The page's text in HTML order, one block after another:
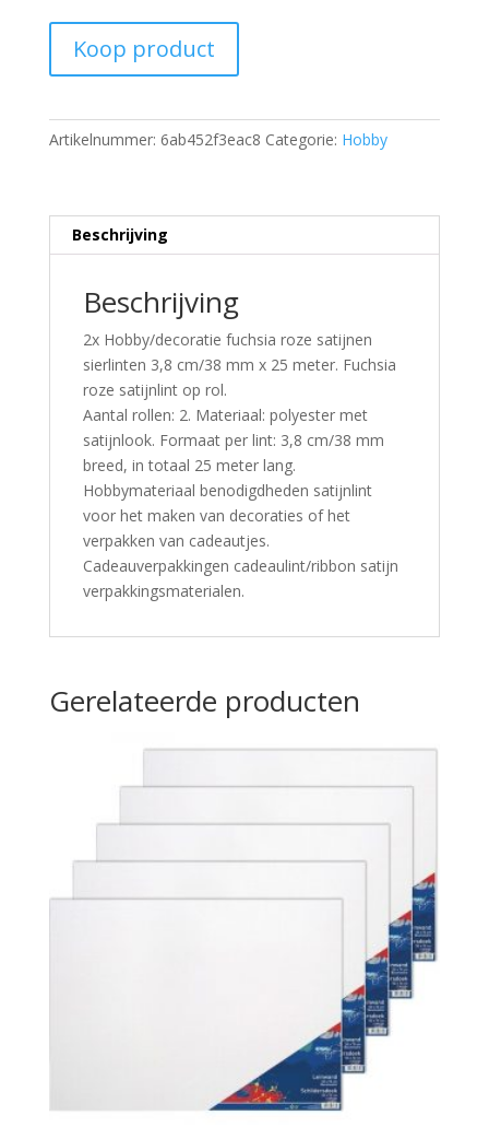
Koop product
Artikelnummer: 6ab452f3eac8 Categorie: Hobby
Beschrijving
Beschrijving
2x Hobby/decoratie fuchsia roze satijnen
sierlinten 3,8 cm/38 mm x 25 meter. Fuchsia
roze satijnlint op rol.
Aantal rollen: 2. Materiaal: polyester met
satijnlook. Formaat per lint: 3,8 cm/38 mm
breed, in totaal 25 meter lang.
Hobbymateriaal benodigdheden satijnlint
voor het maken van decoraties of het
verpakken van cadeautjes.
Cadeauverpakkingen cadeaulint/ribbon satijn
verpakkingsmaterialen.
Gerelateerde producten